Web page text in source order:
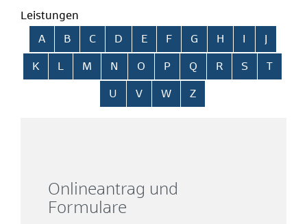
Leistungen
Alphabetisches Register überspringen
A B C D E F G H
K L M N O P Q R S T
U V W Z
Onlineantrag und
Formulare